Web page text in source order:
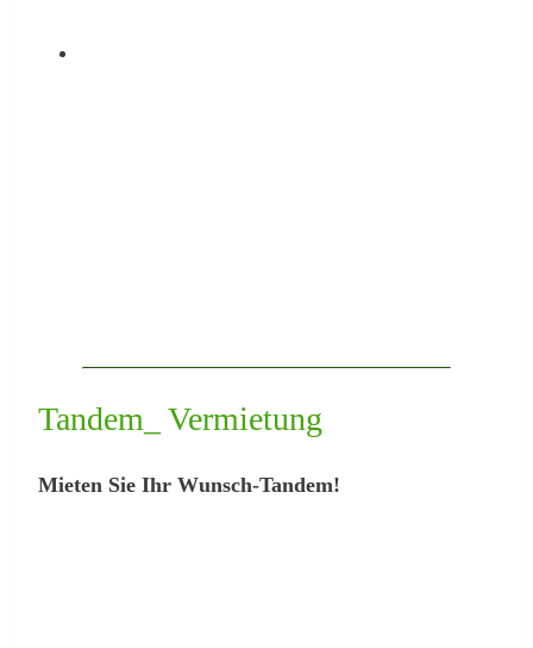
Tandem_ Vermietung
Mieten Sie Ihr Wunsch-Tandem!